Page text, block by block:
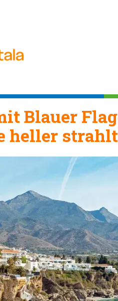
Blauer
heller